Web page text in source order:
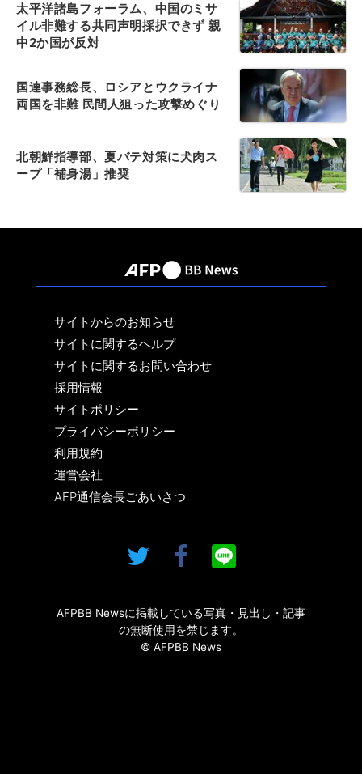
太平洋諸島フォーラム、中国のミサ
イル非難する共同声明採択できず 親
中2か国が反対
国連事務総長、ロシアとウクライナ
両国を非難 民間人狙った攻撃めぐり
北朝鮮指導部、夏バテ対策に犬肉ス
ープ「補身湯」推奨
サイトからのお知らせ
サイトに関するヘルプ
サイトに関するお問い合わせ
採用情報
サイトポリシー
プライバシーポリシー
利用規約
運営会社
AFP通信会長ごあいさつ
AFPBB Newsに掲載している写真・見出し・記事
の無断使用を禁じます。
© AFPBB News